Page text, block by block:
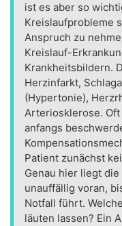
ist es aber so
Kreislaufprobleme
Anspruch zu
Kreislauf-
Krankheitsbildern.
Herzinfarkt,
(Hypertonie),
Arteriosklerose.
anfangs
Patient zunächst
Genau hier liegt
unauffällig voran,
Notfall führt.
läuten lassen? Ein